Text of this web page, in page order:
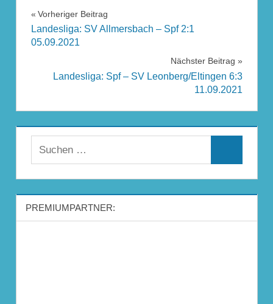
Beitragsnavigation
Vorheriger Beitrag
Landesliga: SV Allmersbach – Spf 2:1
05.09.2021
Nächster Beitrag
Landesliga: Spf – SV Leonberg/Eltingen 6:3
11.09.2021
PREMIUMPARTNER: